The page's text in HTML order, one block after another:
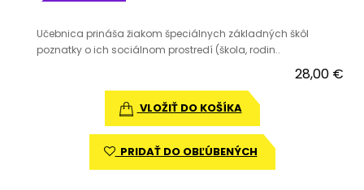
Učebnica prináša žiakom špeciálnych základných škôl
poznatky o ich sociálnom prostredí (škola, rodin..
28,00 €
VLOŽIŤ DO KOŠÍKA
PRIDAŤ DO OBĽÚBENÝCH